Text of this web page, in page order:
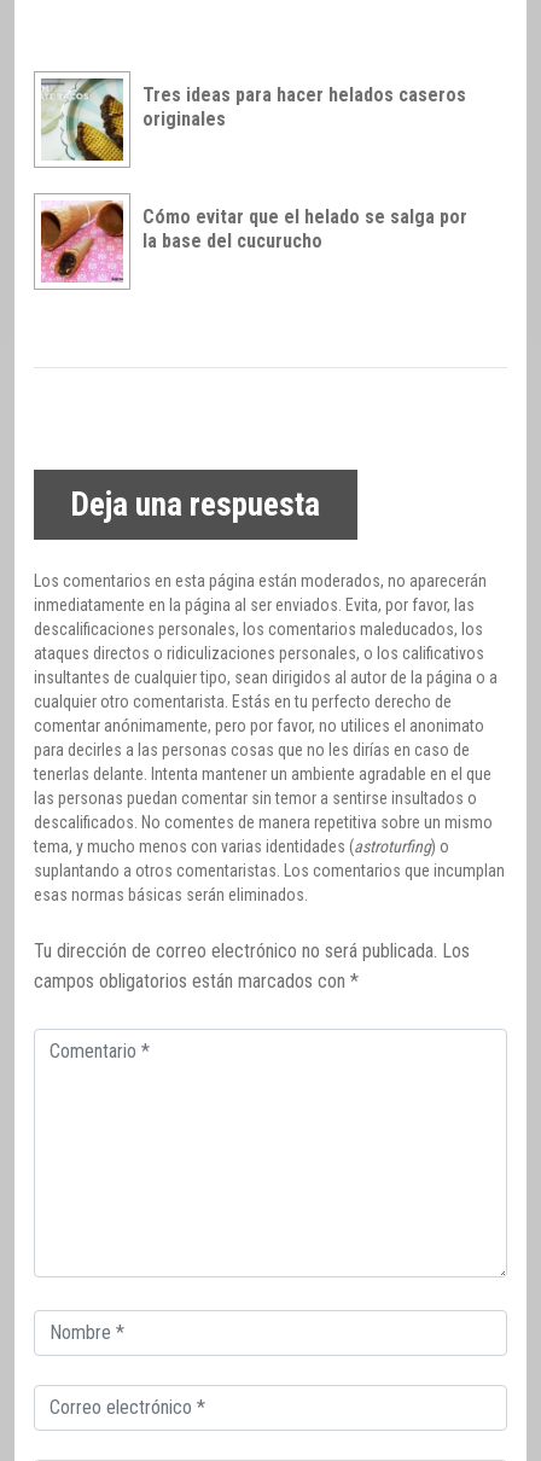
Tres ideas para hacer helados caseros
originales
Cómo evitar que el helado se salga por
la base del cucurucho
Deja una respuesta
Los comentarios en esta página están moderados, no aparecerán
inmediatamente en la página al ser enviados. Evita, por favor, las
descalificaciones personales, los comentarios maleducados, los
ataques directos o ridiculizaciones personales, o los calificativos
insultantes de cualquier tipo, sean dirigidos al autor de la página o a
cualquier otro comentarista. Estás en tu perfecto derecho de
comentar anónimamente, pero por favor, no utilices el anonimato
para decirles a las personas cosas que no les dirías en caso de
tenerlas delante. Intenta mantener un ambiente agradable en el que
las personas puedan comentar sin temor a sentirse insultados o
descalificados. No comentes de manera repetitiva sobre un mismo
tema, y mucho menos con varias identidades (astroturfing) o
suplantando a otros comentaristas. Los comentarios que incumplan
esas normas básicas serán eliminados.
Tu dirección de correo electrónico no será publicada. Los
campos obligatorios están marcados con *
Comentario
Correo
electrónico
Correo
electrónico